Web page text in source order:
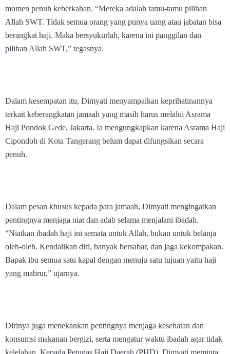
momen penuh keberkahan. “Mereka adalah tamu-tamu pilihan
Allah SWT. Tidak semua orang yang punya uang atau jabatan bisa
berangkat haji. Maka bersyukurlah, karena ini panggilan dan
pilihan Allah SWT,” tegasnya.
Dalam kesempatan itu, Dimyati menyampaikan keprihatinannya
terkait keberangkatan jamaah yang masih harus melalui Asrama
Haji Pondok Gede, Jakarta. Ia mengungkapkan karena Asrama Haji
Cipondoh di Kota Tangerang belum dapat difungsikan secara
penuh.
Dalam pesan khusus kepada para jamaah, Dimyati mengingatkan
pentingnya menjaga niat dan adab selama menjalani ibadah.
“Niatkan ibadah haji ini semata untuk Allah, bukan untuk belanja
oleh-oleh. Kendalikan diri, banyak bersabar, dan jaga kekompakan.
Bapak ibu semua satu kapal dengan menuju satu tujuan yaitu haji
yang mabrur,” ujarnya.
Dirinya juga menekankan pentingnya menjaga kesehatan dan
konsumsi makanan bergizi, serta mengatur waktu ibadah agar tidak
kelelahan. Kepada Petugas Haji Daerah (PHD), Dimyati meminta